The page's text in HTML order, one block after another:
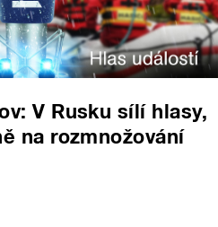
V Rusku sílí hlasy,
na rozmnožování